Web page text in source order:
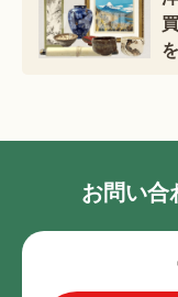
お問い合